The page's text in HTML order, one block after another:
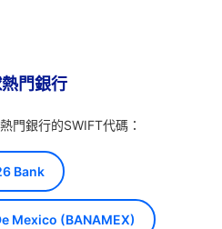
門銀行
門銀行的SWIFT代碼：
Bank
Mexico (BANAMEX)